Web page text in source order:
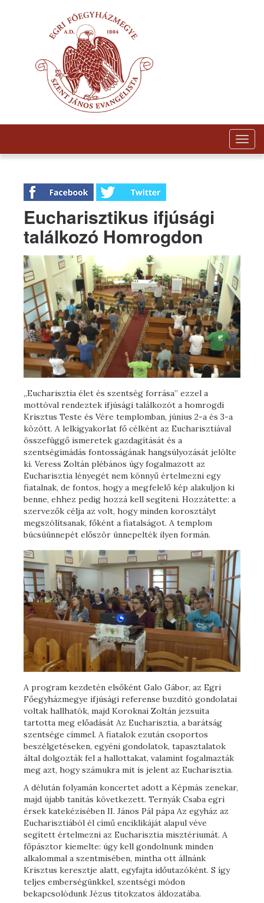
Eucharisztikus ifjúsági
találkozó Homrogdon
„Eucharisztia élet és szentség forrása” ezzel a
mottóval rendeztek ifjúsági találkozót a homrogdi
Krisztus Teste és Vére templomban, június 2-a és 3-a
között. A lelkigyakorlat fő célként az Eucharisztiával
összefüggő ismeretek gazdagítását és a
szentségimádás fontosságának hangsúlyozását jelölte
ki. Veress Zoltán plébános úgy fogalmazott az
Eucharisztia lényegét nem könnyű értelmezni egy
fiatalnak, de fontos, hogy a megfelelő kép alakuljon ki
benne, ehhez pedig hozzá kell segíteni. Hozzátette: a
szervezők célja az volt, hogy minden korosztályt
megszólítsanak, főként a fiatalságot. A templom
búcsúünnepét először ünnepelték ilyen formán.
A program kezdetén elsőként Galo Gábor, az Egri
Főegyházmegye ifjúsági referense buzdító gondolatai
voltak hallhatók, majd Koroknai Zoltán jezsuita
tartotta meg előadását Az Eucharisztia, a barátság
szentsége címmel. A fiatalok ezután csoportos
beszélgetéseken, egyéni gondolatok, tapasztalatok
által dolgozták fel a hallottakat, valamint fogalmazták
meg azt, hogy számukra mit is jelent az Eucharisztia.
A délután folyamán koncertet adott a Képmás zenekar,
majd újabb tanítás következett. Ternyák Csaba egri
érsek katekézisében II. János Pál pápa Az egyház az
Eucharisztiából él című enciklikáját alapul véve
segített értelmezni az Eucharisztia misztériumát. A
főpásztor kiemelte: úgy kell gondolnunk minden
alkalommal a szentmisében, mintha ott állnánk
Krisztus keresztje alatt, egyfajta időutazóként. S így
teljes emberségünkkel, szentségi módon
bekapcsolódunk Jézus titokzatos áldozatába.